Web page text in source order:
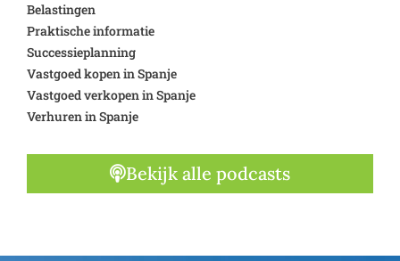
Belastingen
Praktische informatie
Successieplanning
Vastgoed kopen in Spanje
Vastgoed verkopen in Spanje
Verhuren in Spanje
Bekijk alle podcasts